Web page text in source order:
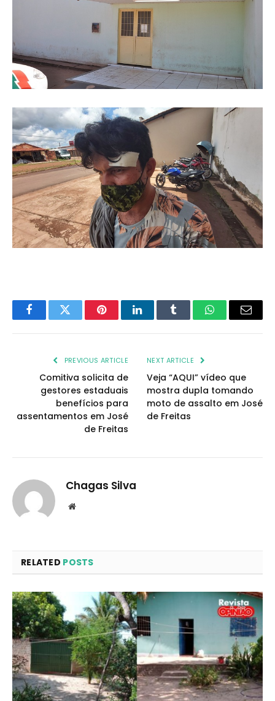
FacebookTwitter PinterestLinkedInTumblr WhatsAppEmail
PREVIOUS ARTICLE
Comitiva solicita de
gestores estaduais
benefícios para
assentamentos em José
de Freitas
NEXT ARTICLE
Veja “AQUI” vídeo que
mostra dupla tomando
moto de assalto em José
de Freitas
Chagas Silva
Website
RELATED POSTS